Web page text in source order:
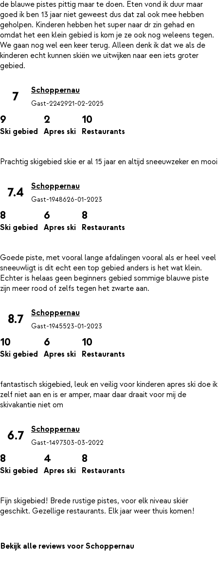
de blauwe pistes pittig maar te doen. Eten vond ik duur maar
goed ik ben 13 jaar niet geweest dus dat zal ook mee hebben
geholpen. Kinderen hebben het super naar dr zin gehad en
omdat het een klein gebied is kom je ze ook nog weleens tegen.
We gaan nog wel een keer terug. Alleen denk ik dat we als de
kinderen echt kunnen skiën we uitwijken naar een iets groter
7 Schoppernau
Gast-2242921-02-2025
9
Ski gebied
2
Apres ski
10
Restaurants
7.4 Schoppernau
Gast-1948626-01-2023
8
Ski gebied
6
Apres ski
8
Restaurants
Goede piste, met vooral lange afdalingen vooral als er heel veel
sneeuwligt is dit echt een top gebied anders is het wat klein.
Echter is helaas geen beginners gebied sommige blauwe piste
8.7 Schoppernau
Gast-1945523-01-2023
10
Ski gebied
6
Apres ski
10
Restaurants
fantastisch skigebied, leuk en veilig voor kinderen apres ski doe ik
zelf niet aan en is er amper, maar daar draait voor mij de
6.7 Schoppernau
Gast-1497303-03-2022
8
Ski gebied
4
Apres ski
8
Restaurants
Fijn skigebied! Brede rustige pistes, voor elk niveau skiër
Bekijk alle reviews voor Schoppernau